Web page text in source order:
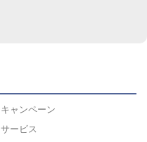
キャンペーン
サービス